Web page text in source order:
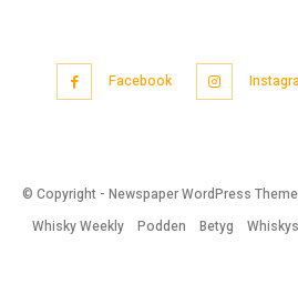
Facebook
© Copyright - Newspaper WordPress
Whisky Weekly
Podden Betyg